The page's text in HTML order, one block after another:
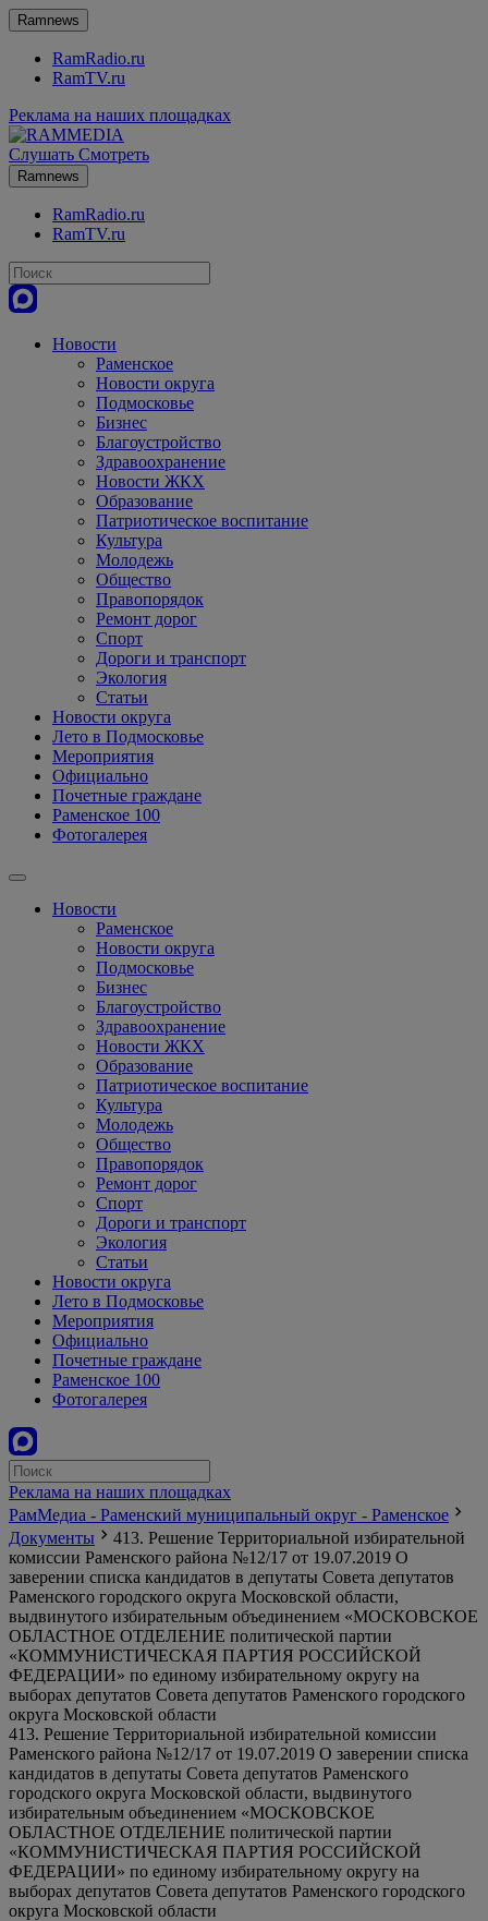
Ramnews
RamRadio.ru
RamTV.ru
Реклама на наших площадках
Слушать Смотреть
Ramnews
RamRadio.ru
RamTV.ru
Новости
Раменское
Новости округа
Подмосковье
Бизнес
Благоустройство
Здравоохранение
Новости ЖКХ
Образование
Патриотическое воспитание
Культура
Молодежь
Общество
Правопорядок
Ремонт дорог
Спорт
Дороги и транспорт
Экология
Статьи
Новости округа
Лето в Подмосковье
Мероприятия
Официально
Почетные граждане
Раменское 100
Фотогалерея
Новости
Раменское
Новости округа
Подмосковье
Бизнес
Благоустройство
Здравоохранение
Новости ЖКХ
Образование
Патриотическое воспитание
Культура
Молодежь
Общество
Правопорядок
Ремонт дорог
Спорт
Дороги и транспорт
Экология
Статьи
Новости округа
Лето в Подмосковье
Мероприятия
Официально
Почетные граждане
Раменское 100
Фотогалерея
Реклама на наших площадках
РамМедиа - Раменский муниципальный округ - Раменское
Документы
413. Решение Территориальной избирательной
комиссии Раменского района №12/17 от 19.07.2019 О
заверении списка кандидатов в депутаты Совета депутатов
Раменского городского округа Московской области,
выдвинутого избирательным объединением «МОСКОВСКОЕ
ОБЛАСТНОЕ ОТДЕЛЕНИЕ политической партии
«КОММУНИСТИЧЕСКАЯ ПАРТИЯ РОССИЙСКОЙ
ФЕДЕРАЦИИ» по единому избирательному округу на
выборах депутатов Совета депутатов Раменского городского
округа Московской области
413. Решение Территориальной избирательной комиссии
Раменского района №12/17 от 19.07.2019 О заверении списка
кандидатов в депутаты Совета депутатов Раменского
городского округа Московской области, выдвинутого
избирательным объединением «МОСКОВСКОЕ
ОБЛАСТНОЕ ОТДЕЛЕНИЕ политической партии
«КОММУНИСТИЧЕСКАЯ ПАРТИЯ РОССИЙСКОЙ
ФЕДЕРАЦИИ» по единому избирательному округу на
выборах депутатов Совета депутатов Раменского городского
округа Московской области